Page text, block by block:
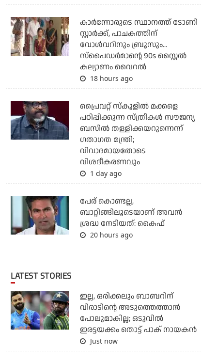
കാര്‍ന്നോരുടെ സ്ഥാനത്ത് ടോണി
സ്റ്റാര്‍ക്ക്, പാചകത്തിന്
വോള്‍വറിനും ബ്രൂസും...
സ്‌പൈഡര്‍മാന്റെ 90s സ്റ്റൈല്‍
കല്യാണം വൈറല്‍
18 hours ago
പ്രൈവറ്റ് സ്‌കൂളില്‍ മക്കളെ
പഠിപ്പിക്കുന്ന സ്ത്രീകള്‍ സൗജന്യ
ബസില്‍ തള്ളിക്കയറുന്നെന്ന്
ഗതാഗത മന്ത്രി;
വിവാദമായതോടെ
വിശദീകരണവും
1 day ago
പേര് കൊണ്ടല്ല,
ബാറ്റിങ്ങിലൂടെയാണ് അവൻ
ശ്രദ്ധ നേടിയത്: കൈഫ്
20 hours ago
LATEST STORIES
ഇല്ല, ഒരിക്കലും ബാബറിന്
വിരാടിന്റെ അടുത്തെത്താന്‍
പോലുമാകില്ല; ഒടുവില്‍
ഇരട്ടയക്കം തൊട്ട് പാക് നായകന്‍
Just now